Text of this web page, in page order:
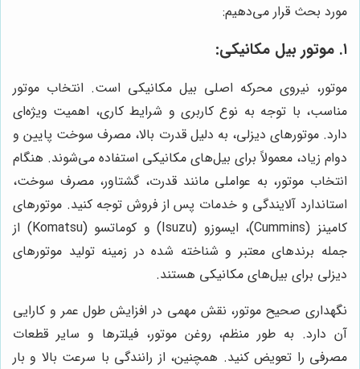
مورد بحث قرار می‌دهیم:
۱. موتور بیل مکانیکی:
موتور، نیروی محرکه اصلی بیل مکانیکی است. انتخاب موتور
مناسب، با توجه به نوع کاربری و شرایط کاری، اهمیت ویژه‌ای
دارد. موتورهای دیزلی، به دلیل قدرت بالا، مصرف سوخت پایین و
دوام زیاد، معمولاً برای بیل‌های مکانیکی استفاده می‌شوند. هنگام
انتخاب موتور، به عواملی مانند قدرت، گشتاور، مصرف سوخت،
استاندارد آلایندگی و خدمات پس از فروش توجه کنید. موتورهای
کامینز (Cummins)، ایسوزو (Isuzu) و کوماتسو (Komatsu) از
جمله برندهای معتبر و شناخته شده در زمینه تولید موتورهای
دیزلی برای بیل‌های مکانیکی هستند.
نگهداری صحیح موتور، نقش مهمی در افزایش طول عمر و کارایی
آن دارد. به طور منظم، روغن موتور، فیلترها و سایر قطعات
مصرفی را تعویض کنید. همچنین، از رانندگی با سرعت بالا و بار